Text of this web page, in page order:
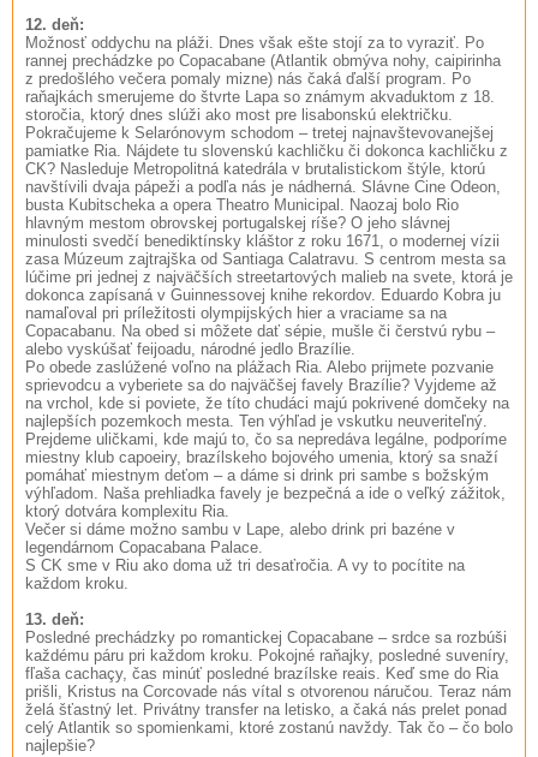
12. deň:
Možnosť oddychu na pláži. Dnes však ešte stojí za to vyraziť. Po
rannej prechádzke po Copacabane (Atlantik obmýva nohy, caipirinha
z predošlého večera pomaly mizne) nás čaká ďalší program. Po
raňajkách smerujeme do štvrte Lapa so známym akvaduktom z 18.
storočia, ktorý dnes slúži ako most pre lisabonskú električku.
Pokračujeme k Selarónovym schodom – tretej najnavštevovanejšej
pamiatke Ria. Nájdete tu slovenskú kachličku či dokonca kachličku z
CK? Nasleduje Metropolitná katedrála v brutalistickom štýle, ktorú
navštívili dvaja pápeži a podľa nás je nádherná. Slávne Cine Odeon,
busta Kubitscheka a opera Theatro Municipal. Naozaj bolo Rio
hlavným mestom obrovskej portugalskej ríše? O jeho slávnej
minulosti svedčí benediktínsky kláštor z roku 1671, o modernej vízii
zasa Múzeum zajtrajška od Santiaga Calatravu. S centrom mesta sa
lúčime pri jednej z najväčších streetartových malieb na svete, ktorá je
dokonca zapísaná v Guinnessovej knihe rekordov. Eduardo Kobra ju
namaľoval pri príležitosti olympijských hier a vraciame sa na
Copacabanu. Na obed si môžete dať sépie, mušle či čerstvú rybu –
alebo vyskúšať feijoadu, národné jedlo Brazílie.
Po obede zaslúžené voľno na plážach Ria. Alebo prijmete pozvanie
sprievodcu a vyberiete sa do najväčšej favely Brazílie? Vyjdeme až
na vrchol, kde si poviete, že títo chudáci majú pokrivené domčeky na
najlepších pozemkoch mesta. Ten výhľad je vskutku neuveriteľný.
Prejdeme uličkami, kde majú to, čo sa nepredáva legálne, podporíme
miestny klub capoeiry, brazílskeho bojového umenia, ktorý sa snaží
pomáhať miestnym deťom – a dáme si drink pri sambe s božským
výhľadom. Naša prehliadka favely je bezpečná a ide o veľký zážitok,
ktorý dotvára komplexitu Ria.
Večer si dáme možno sambu v Lape, alebo drink pri bazéne v
legendárnom Copacabana Palace.
S CK sme v Riu ako doma už tri desaťročia. A vy to pocítite na
každom kroku.
13. deň:
Posledné prechádzky po romantickej Copacabane – srdce sa rozbúši
každému páru pri každom kroku. Pokojné raňajky, posledné suveníry,
fľaša cachaçy, čas minúť posledné brazílske reais. Keď sme do Ria
prišli, Kristus na Corcovade nás vítal s otvorenou náručou. Teraz nám
želá šťastný let. Privátny transfer na letisko, a čaká nás prelet ponad
celý Atlantik so spomienkami, ktoré zostanú navždy. Tak čo – čo bolo
najlepšie?